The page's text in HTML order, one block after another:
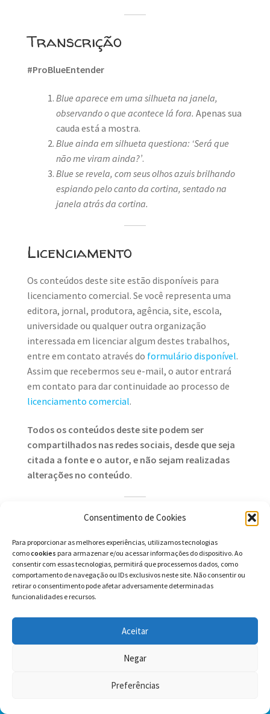
Consentimento de Cookies
Para proporcionar as melhores experiências, utilizamos tecnologias
comocookies para armazenar e/ou acessar informações do dispositivo. Ao
consentir com essas tecnologias, permitirá que processemos dados, como
comportamento de navegação ou IDs exclusivos neste site. Não consentir ou
retirar o consentimento pode afetar adversamente determinadas
funcionalidades e recursos.
Aceitar
Negar
Preferências
Transcrição
#ProBlueEntender
Blue aparece em uma silhueta na janela,
observando o que acontece lá fora. Apenas sua
cauda está a mostra.
Blue ainda em silhueta questiona: ‘Será que
não me viram ainda?’.
Blue se revela, com seus olhos azuis brilhando
espiando pelo canto da cortina, sentado na
janela atrás da cortina.
Licenciamento
Os conteúdos deste site estão disponíveis para
licenciamento comercial. Se você representa uma
editora, jornal, produtora, agência, site, escola,
universidade ou qualquer outra organização
interessada em licenciar algum destes trabalhos,
entre em contato através do formulário disponível.
Assim que recebermos seu e-mail, o autor entrará
em contato para dar continuidade ao processo de
licenciamento comercial.
Todos os conteúdos deste site podem ser
compartilhados nas redes sociais, desde que seja
citada a fonte e o autor, e não sejam realizadas
alterações no conteúdo.
Possíveis usos no ensino
A tira em quadrinhos é um gênero textual que se
caracteriza por contar histórias curtas, geralmente
com humor, usando imagens e textos. Para
interpretar uma tira em quadrinhos, é preciso
personagens) quanto a linguagem não verbal (os
desenhos, as expressões faciais, os gestos, as cores,
Nessa tira em quadrinhos, podemos abordar os